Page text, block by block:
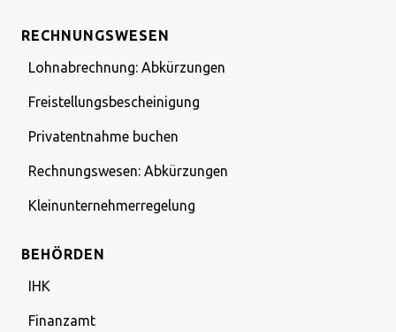
RECHNUNGSWESEN
Lohnabrechnung: Abkürzungen
Freistellungsbescheinigung
Privatentnahme buchen
Rechnungswesen: Abkürzungen
Kleinunternehmerregelung
BEHÖRDEN
IHK
Finanzamt